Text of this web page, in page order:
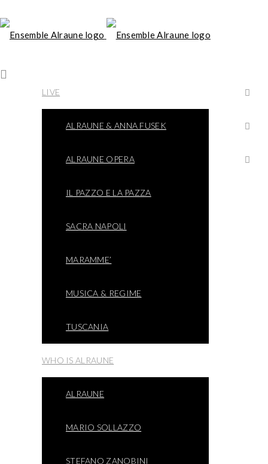
LIVE
ALRAUNE & ANNA FUSEK
ALRAUNE OPERA
IL PAZZO E LA PAZZA
SACRA NAPOLI
MARAMME’
MUSICA & REGIME
TUSCANIA
WHO IS ALRAUNE
ALRAUNE
MARIO SOLLAZZO
STEFANO ZANOBINI